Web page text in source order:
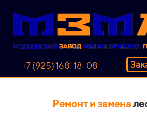
+7 (925) 168-18-08
Ремонт и замена